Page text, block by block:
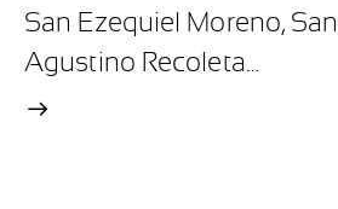
San Ezequiel Moreno,
Agustino Recoleta…